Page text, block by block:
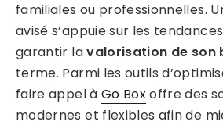
familiales ou professionnelles.
avisé s’appuie sur les
garantir lavalorisation de son
terme. Parmi les outils
faire appel à Go Boxoffre des
modernes et flexibles afin de